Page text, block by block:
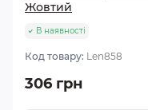
Жовтий
В наявності
Код товару: Len858
306 грн